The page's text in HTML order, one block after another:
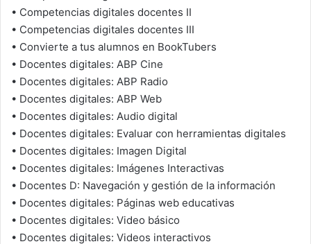
• Competencias digitales docentes II
• Competencias digitales docentes III
• Convierte a tus alumnos en BookTubers
• Docentes digitales: ABP Cine
• Docentes digitales: ABP Radio
• Docentes digitales: ABP Web
• Docentes digitales: Audio digital
• Docentes digitales: Evaluar con herramientas digitales
• Docentes digitales: Imagen Digital
• Docentes digitales: Imágenes Interactivas
• Docentes D: Navegación y gestión de la información
• Docentes digitales: Páginas web educativas
• Docentes digitales: Video básico
• Docentes digitales: Videos interactivos